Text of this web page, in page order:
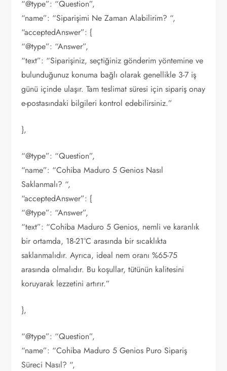
“@type”: “Question”,
“name”: “Siparişimi Ne Zaman Alabilirim? “,
“acceptedAnswer”: {
“@type”: “Answer”,
“text”: “Siparişiniz, seçtiğiniz gönderim yöntemine ve
bulunduğunuz konuma bağlı olarak genellikle 3-7 iş
günü içinde ulaşır. Tam teslimat süresi için sipariş onay
e-postasındaki bilgileri kontrol edebilirsiniz.”
},
“@type”: “Question”,
“name”: “Cohiba Maduro 5 Genios Nasıl
Saklanmalı? “,
“acceptedAnswer”: {
“@type”: “Answer”,
“text”: “Cohiba Maduro 5 Genios, nemli ve karanlık
bir ortamda, 18-21°C arasında bir sıcaklıkta
saklanmalıdır. Ayrıca, ideal nem oranı %65-75
arasında olmalıdır. Bu koşullar, tütünün kalitesini
koruyarak lezzetini artırır.”
},
“@type”: “Question”,
“name”: “Cohiba Maduro 5 Genios Puro Sipariş
Süreci Nasıl? “,